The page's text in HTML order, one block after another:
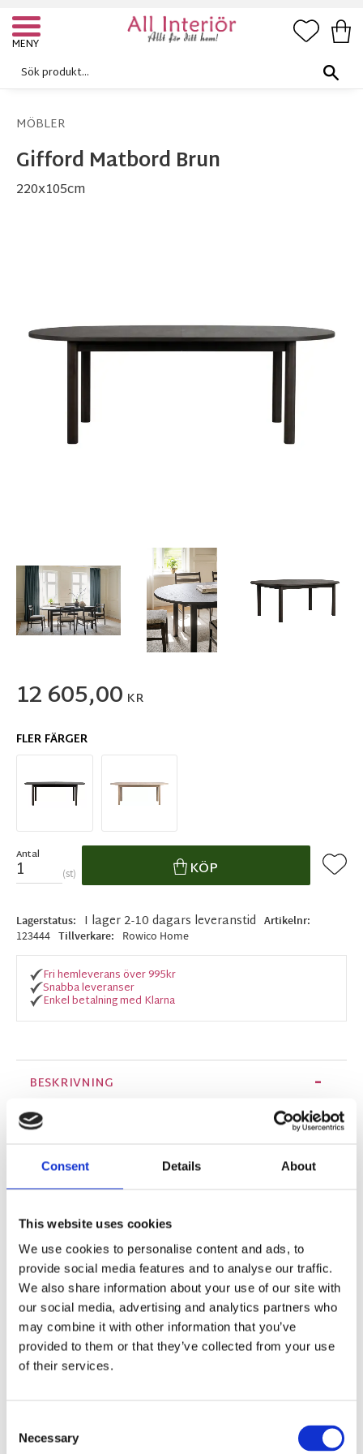
Consent Details About
This website uses cookies
We use cookies to personalise content and ads, to
provide social media features and to analyse our traffic.
We also share information about your use of our site with
our social media, advertising and analytics partners who
may combine it with other information that you’ve
provided to them or that they’ve collected from your use
of their services.
Selection
Necessary
Meny
MÖBLER
Gifford Matbord Brun
220x105cm
12 605,00 KR
FLER FÄRGER
Antal
st KÖP Lägg
Lagerstatus I lager 2-10 dagars leveranstid Artikelnr
123444 Tillverkare Rowico Home
Fri hemleverans över 995kr
Snabba leveranser
Enkel betalning med Klarna
BESKRIVNING
Gifford är ett ovalt matbord i brunoljad
högt designvärde. Den ovala bordsskivan skapar
ett mjukt och inbjudande uttryck där träets
naturliga struktur och färgtoner får ta plats. Den
bearbetade ytan lyfter fram ekens variationer
och ger bordet en varm och levande karaktär som
känns lika modern som tidlös. Att bordsskivan
även är semimassiv innebär att toppen består av
3 mm massiv ekfaner.
Designens balans mellan raka och rundade linjer
ger Gifford ett harmoniskt och elegant uttryck.
visuellt lätt. Kombinationen av den ovala